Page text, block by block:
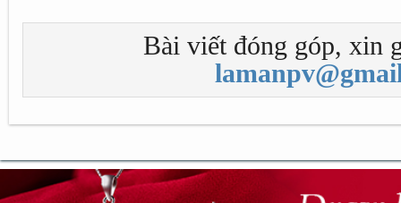
Bài viết đóng góp, xin